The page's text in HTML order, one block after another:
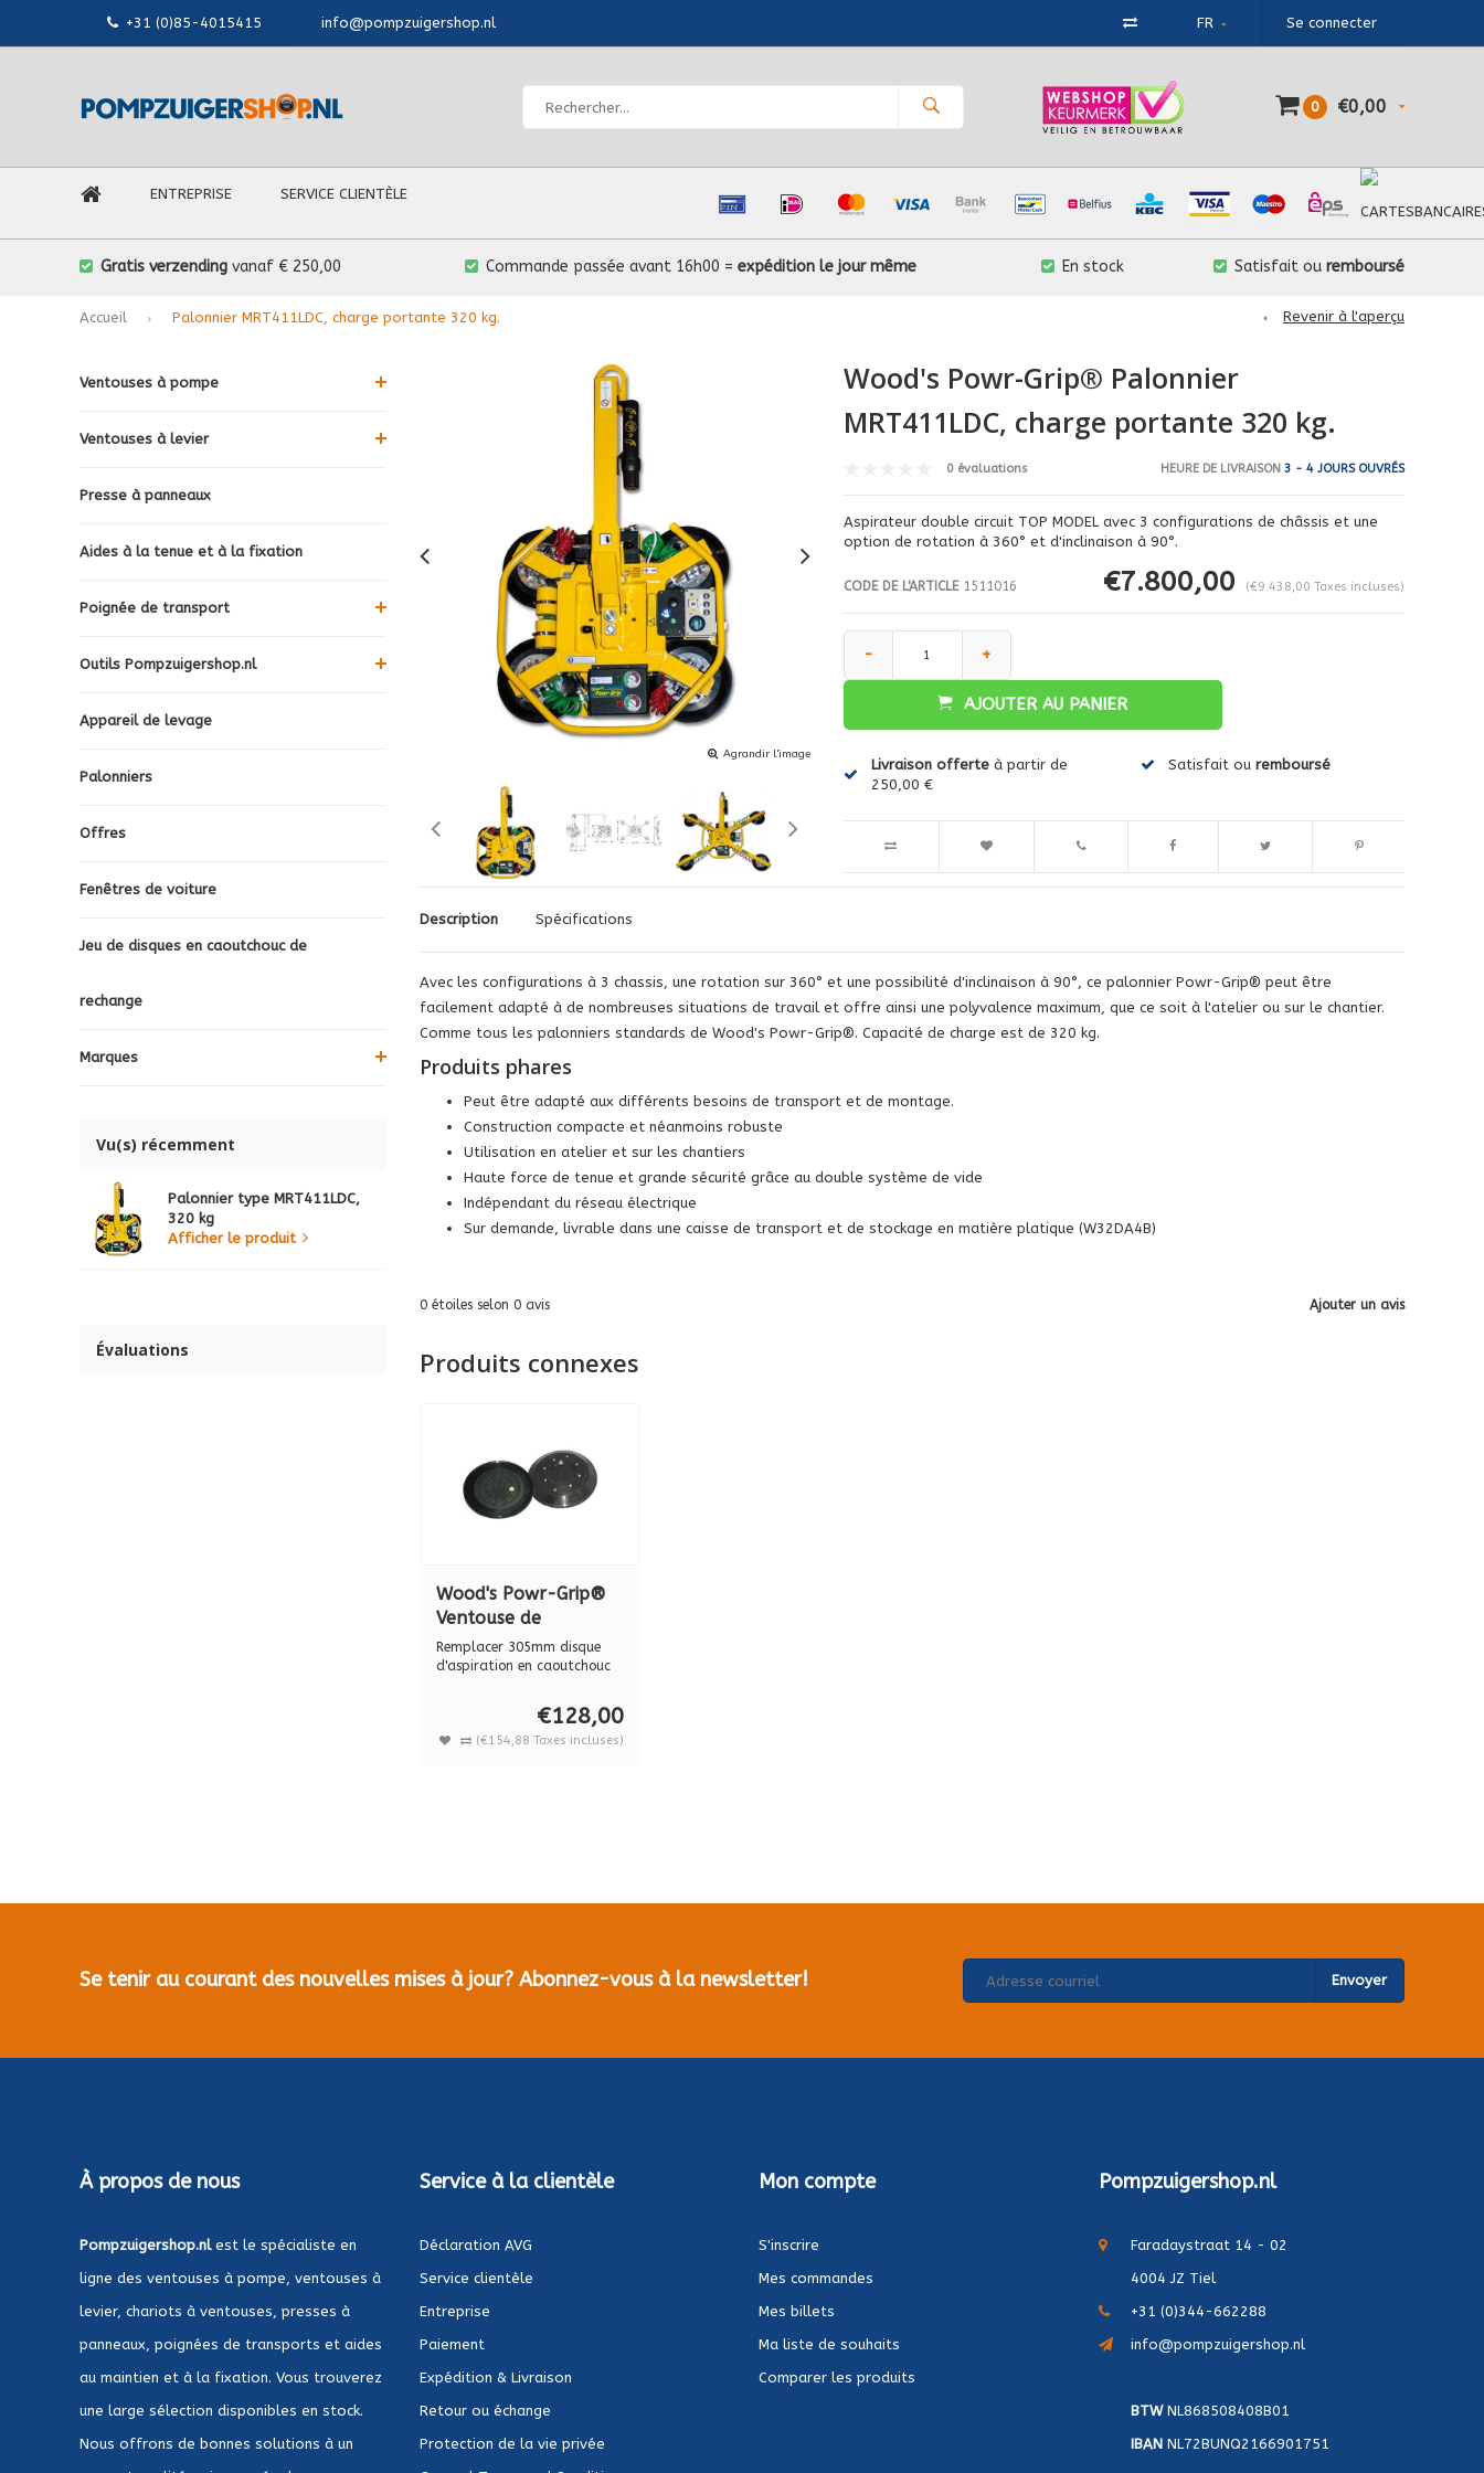
+31 (0)85-4015415 info@pompzuigershop.nl FR Se connecter
0 €0,00
ENTREPRISE SERVICE CLIENTÈLE
Gratis verzending vanaf € 250,00 Commande passée avant 16h00 =expédition le jour même En stock Satisfait ou remboursé
Accueil Palonnier MRT411LDC, charge portante 320 kg. Revenir à l'aperçu
Ventouses à pompe
Ventouses à levier
Presse à panneaux
Aides à la tenue et à la fixation
Poignée de transport
Outils Pompzuigershop.nl
Appareil de levage
Palonniers
Offres
Fenêtres de voiture
Jeu de disques en caoutchouc de
rechange
Marques
Vu(s) récemment
Palonnier type MRT411LDC,
320 kg
Afficher le produit
Évaluations
Agrandir l'image
Wood's Powr-Grip® Palonnier
MRT411LDC, charge portante 320 kg.
0 évaluations HEURE DE LIVRAISON3 - 4 JOURS OUVRÉS
Aspirateur double circuit TOP MODEL avec 3 configurations de châssis et une
option de rotation à 360° et d'inclinaison à 90°.
CODE DE L'ARTICLE1511016 €7.800,00 (€9.438,00 Taxes incluses)
- +
AJOUTER AU PANIER
Livraison offerteà partir de
250,00 €
Satisfait ou remboursé
Description Spécifications
Avec les configurations à 3 chassis, une rotation sur 360° et une possibilité d'inclinaison à 90°, ce palonnier Powr-Grip® peut être
facilement adapté à de nombreuses situations de travail et offre ainsi une polyvalence maximum, que ce soit à l'atelier ou sur le chantier.
Comme tous les palonniers standards de Wood's Powr-Grip®. Capacité de charge est de 320 kg.
Produits phares
Peut être adapté aux différents besoins de transport et de montage.
Construction compacte et néanmoins robuste
Utilisation en atelier et sur les chantiers
Haute force de tenue et grande sécurité grâce au double système de vide
Indépendant du réseau électrique
Sur demande, livrable dans une caisse de transport et de stockage en matière platique (W32DA4B)
Ajouter un avis
0étoiles selon 0avis
Produits connexes
Wood's Powr-Grip®
Ventouse de
remplacement
305mm pour div.
Remplacer 305mm disque
d'aspiration en caoutchouc
€128,00
(€154,88 Taxes incluses)
Se tenir au courant des nouvelles mises à jour? Abonnez-vous à la newsletter! Envoyer
À propos de nous
Pompzuigershop.nlest le spécialiste en
ligne des ventouses à pompe, ventouses à
levier, chariots à ventouses, presses à
panneaux, poignées de transports et aides
au maintien et à la fixation. Vous trouverez
une large sélection disponibles en stock.
Nous offrons de bonnes solutions à un
Service à la clientèle
Déclaration AVG
Service clientèle
Entreprise
Paiement
Expédition & Livraison
Retour ou échange
Protection de la vie privée
Mon compte
S'inscrire
Mes commandes
Mes billets
Ma liste de souhaits
Comparer les produits
Pompzuigershop.nl
Faradaystraat 14 - 02
4004 JZ Tiel
+31 (0)344-662288
info@pompzuigershop.nl
BTWNL868508408B01
IBANNL72BUNQ2166901751